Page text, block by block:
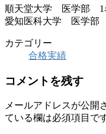
順天堂大学 医学部 1
愛知医科大学 医学部
カテゴリー
合格実績
コメントを残す
メールアドレスが公開
ている欄は必須項目で